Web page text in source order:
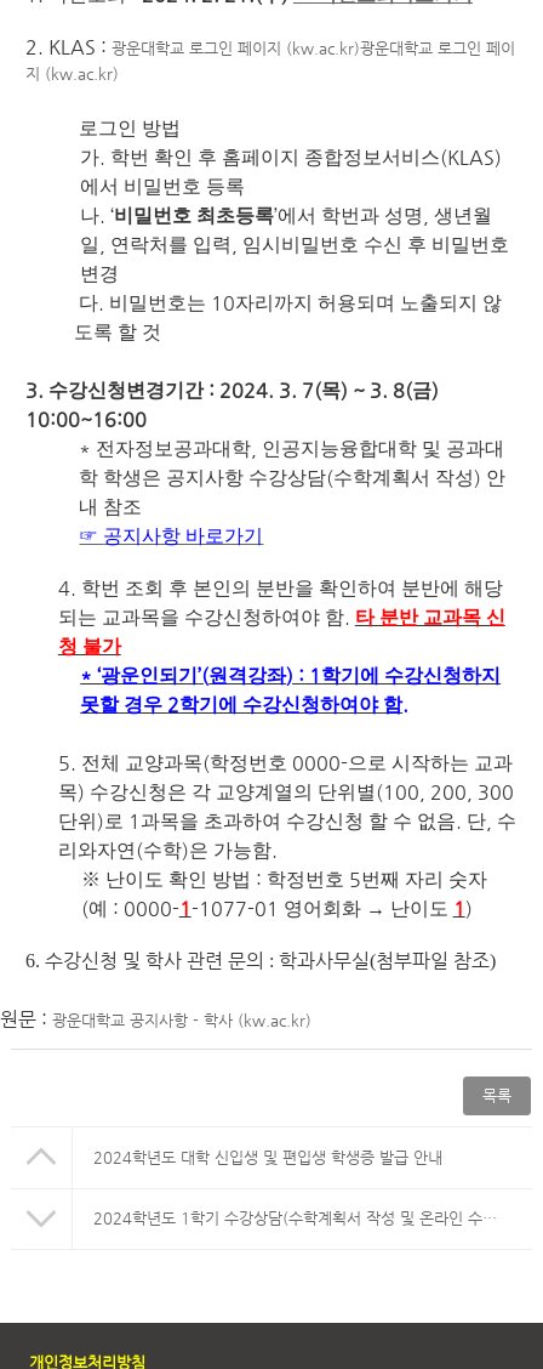
2. KLAS : 광운대학교 로그인 페이지 (kw.ac.kr)광운대학교 로그인 페이
지 (kw.ac.kr)
로그인 방법
가. 학번 확인 후 홈페이지 종합정보서비스(KLAS)
에서 비밀번호 등록
나. ‘비밀번호 최초등록’에서 학번과 성명 ,생년월
일
연락처를 입력
임시비밀번호 수신 후 비밀번호
변경
다. 비밀번호는 10자리까지 허용되며 노출되지 않
도록 할 것
3. 수강신청변경기간 : 2024. 3. 7(목) ~ 3. 8(금)
10:00~16:00
* 전자정보공과대학 인공지능융합대학 및 공과대
학 학생은 공지사항 수강상담(수학계획서 작성) 안
내 참조
☞ 공지사항 바로가기
4. 학번 조회 후 본인의 분반을 확인하여 분반에 해당
되는 교과목을 수강신청하여야 함. 타 분반 교과목 신
청 불가
* ‘광운인되기’(원격강좌) : 1 학기에 수강신청하지
못할 경우 2학기에 수강신청하여야 함.
5. 전체 교양과목(학정번호 0000-으로 시작하는 교과
목) 수강신청은 각 교양계열의 단위별 (100, 200, 300
단위 ) 로 1 과목을 초과하여 수강신청 할 수 없음. 단, 수
리와자연 (수학)은 가능함.
※ 난이도 확인 방법 : 학정번호 5번째 자리 숫자
(예 : 0000-1 -1077-01 영어회화 → 난이도 1 )
6. 수강신청 및 학사 관련 문의 : 학과사무실(첨부파일 참조)
원문 :광운대학교 공지사항 - 학사 (kw.ac.kr)
목록
2024학년도 대학 신입생 및 편입생 학생증 발급 안내
2024학년도 1학기 수강상담(수학계획서 작성 및 온라인 수강상담) 시행 안내
개인정보처리방침